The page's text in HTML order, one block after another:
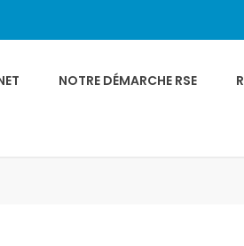
NOTRE DÉMARCHE RSE